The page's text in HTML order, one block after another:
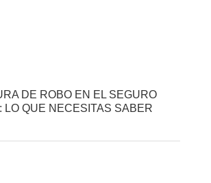
DE ROBO EN EL SEGURO
LO QUE NECESITAS SABER